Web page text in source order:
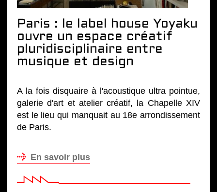
Paris : le label house Yoyaku
ouvre un espace créatif
pluridisciplinaire entre
musique et design
A la fois disquaire à l'acoustique ultra pointue,
galerie d'art et atelier créatif, la Chapelle XIV
est le lieu qui manquait au 18e arrondissement
de Paris.
En savoir plus